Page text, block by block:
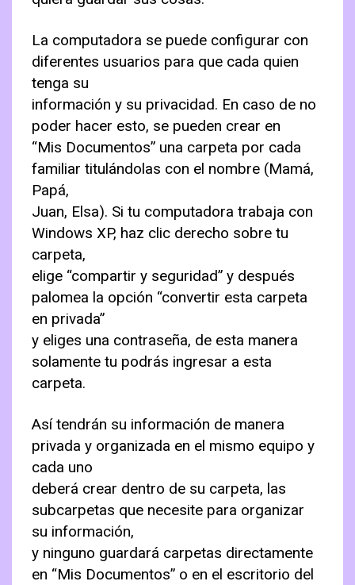
La computadora se puede configurar con
diferentes usuarios para que cada quien
tenga su
información y su privacidad. En caso de no
poder hacer esto, se pueden crear en
“Mis Documentos” una carpeta por cada
familiar titulándolas con el nombre (Mamá,
Papá,
Juan, Elsa). Si tu computadora trabaja con
Windows XP, haz clic derecho sobre tu
carpeta,
elige “compartir y seguridad” y después
palomea la opción “convertir esta carpeta
en privada”
y eliges una contraseña, de esta manera
solamente tu podrás ingresar a esta
carpeta.
Así tendrán su información de manera
privada y organizada en el mismo equipo y
cada uno
deberá crear dentro de su carpeta, las
subcarpetas que necesite para organizar
su información,
y ninguno guardará carpetas directamente
en “Mis Documentos” o en el escritorio del